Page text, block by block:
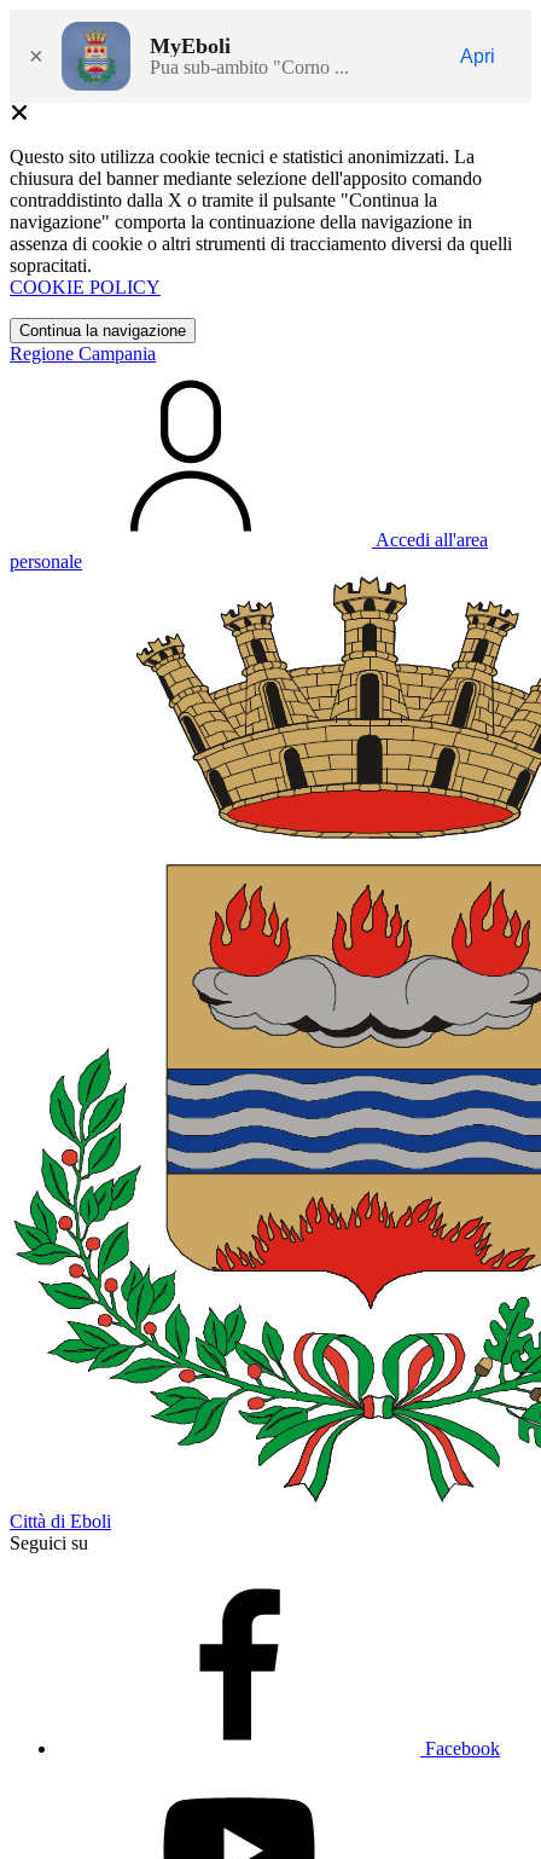
× MyEboli
Pua sub-ambito "Corno ...
Apri
Questo sito utilizza cookie tecnici e statistici anonimizzati. La
chiusura del banner mediante selezione dell'apposito comando
contraddistinto dalla X o tramite il pulsante "Continua la
navigazione" comporta la continuazione della navigazione in
assenza di cookie o altri strumenti di tracciamento diversi da quelli
sopracitati.
COOKIE POLICY
Continua la navigazione
Regione Campania
Accedi all'area
personale
Città di Eboli
Seguici su
Facebook